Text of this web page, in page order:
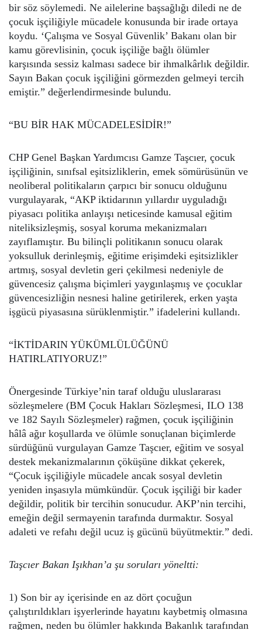
bir söz söylemedi. Ne ailelerine başsağlığı diledi ne de
çocuk işçiliğiyle mücadele konusunda bir irade ortaya
koydu. ‘Çalışma ve Sosyal Güvenlik’ Bakanı olan bir
kamu görevlisinin, çocuk işçiliğe bağlı ölümler
karşısında sessiz kalması sadece bir ihmalkârlık değildir.
Sayın Bakan çocuk işçiliğini görmezden gelmeyi tercih
emiştir.” değerlendirmesinde bulundu.
“BU BİR HAK MÜCADELESİDİR!”
CHP Genel Başkan Yardımcısı Gamze Taşcıer, çocuk
işçiliğinin, sınıfsal eşitsizliklerin, emek sömürüsünün ve
neoliberal politikaların çarpıcı bir sonucu olduğunu
vurgulayarak, “AKP iktidarının yıllardır uyguladığı
piyasacı politika anlayışı neticesinde kamusal eğitim
niteliksizleşmiş, sosyal koruma mekanizmaları
zayıflamıştır. Bu bilinçli politikanın sonucu olarak
yoksulluk derinleşmiş, eğitime erişimdeki eşitsizlikler
artmış, sosyal devletin geri çekilmesi nedeniyle de
güvencesiz çalışma biçimleri yaygınlaşmış ve çocuklar
güvencesizliğin nesnesi haline getirilerek, erken yaşta
işgücü piyasasına sürüklenmiştir.” ifadelerini kullandı.
“İKTİDARIN YÜKÜMLÜLÜĞÜNÜ
HATIRLATIYORUZ!”
Önergesinde Türkiye’nin taraf olduğu uluslararası
sözleşmelere (BM Çocuk Hakları Sözleşmesi, ILO 138
ve 182 Sayılı Sözleşmeler) rağmen, çocuk işçiliğinin
hâlâ ağır koşullarda ve ölümle sonuçlanan biçimlerde
sürdüğünü vurgulayan Gamze Taşcıer, eğitim ve sosyal
destek mekanizmalarının çöküşüne dikkat çekerek,
“Çocuk işçiliğiyle mücadele ancak sosyal devletin
yeniden inşasıyla mümkündür. Çocuk işçiliği bir kader
değildir, politik bir tercihin sonucudur. AKP’nin tercihi,
emeğin değil sermayenin tarafında durmaktır. Sosyal
adaleti ve refahı değil ucuz iş gücünü büyütmektir.” dedi.
Taşcıer Bakan Işıkhan’a şu soruları yöneltti:
1) Son bir ay içerisinde en az dört çocuğun
çalıştırıldıkları işyerlerinde hayatını kaybetmiş olmasına
rağmen, neden bu ölümler hakkında Bakanlık tarafından